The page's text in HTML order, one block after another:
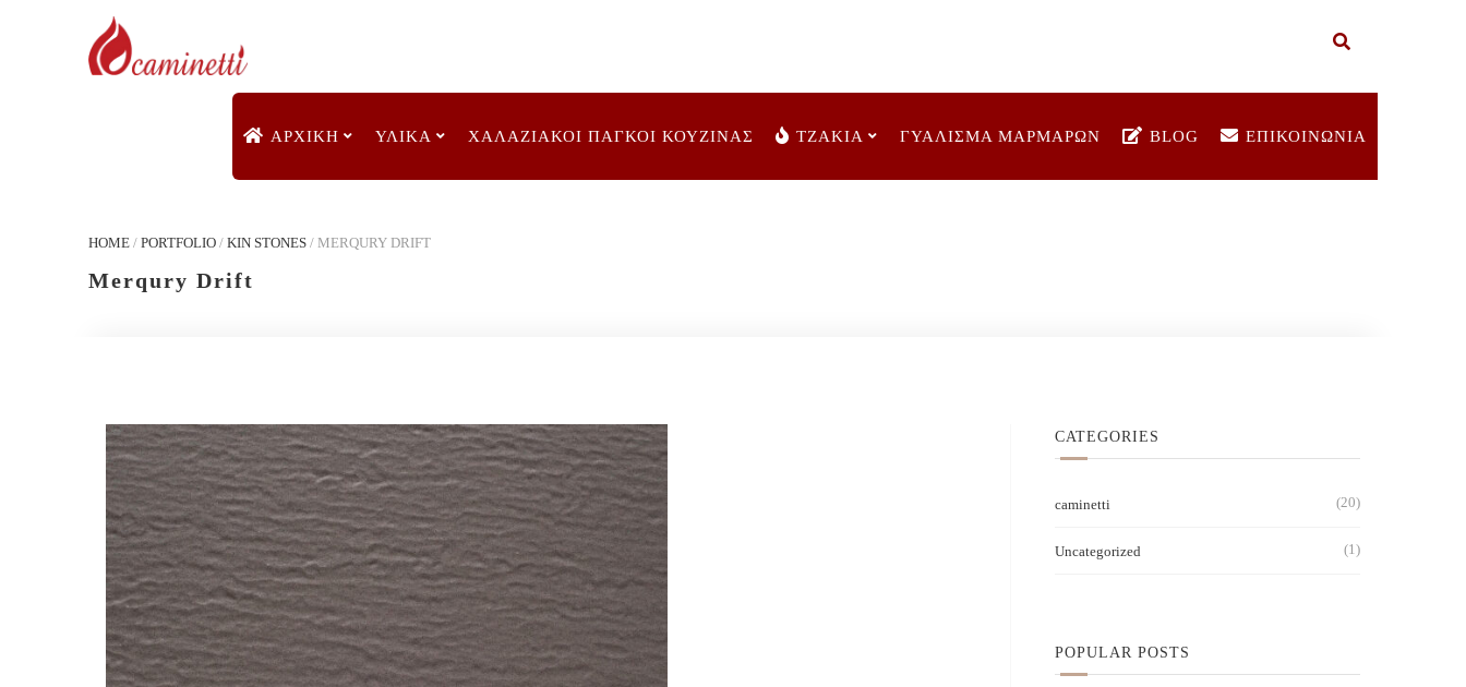
ΑΡΧΙΚΉ ΥΛΙΚΑ ΧΑΛΑΖΙΑΚΟΙ ΠΑΓΚΟΙ ΚΟΥΖΙΝΑΣ ΤΖΑΚΙΑ ΓΥΑΛΙΣΜΑ ΜΑΡΜΑΡΩΝ BLOG ΕΠΙΚΟΙΝΩΝΙΑ
HOME / PORTFOLIO / KIN STONES / MERQURY DRIFT
Merqury Drift
CATEGORIES
caminetti (20)
Uncategorized (1)
POPULAR POSTS